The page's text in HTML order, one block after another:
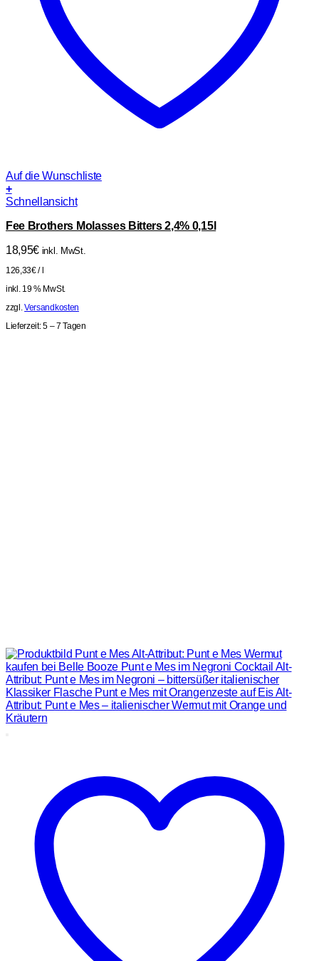
Auf die Wunschliste
+
Schnellansicht
Fee Brothers Molasses Bitters 2,4% 0,15l
18,95€ inkl. MwSt.
126,33€/l
inkl. 19 % MwSt.
zzgl.Versandkosten
Lieferzeit:5 – 7 Tagen